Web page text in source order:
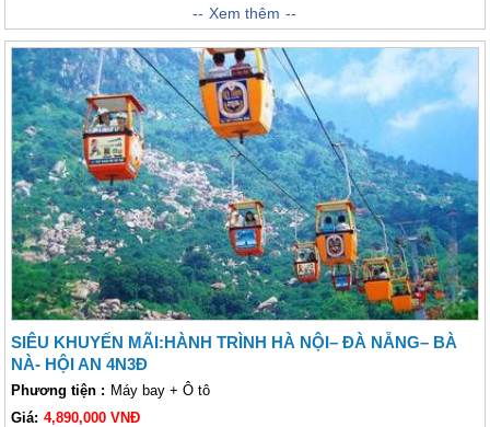
Nếu bạn có dự định du hý cùng gia đình, bạn bè mà vẫn cứ băn khoăn
mùng 2/9 nên đi đâu ở Đà Nẵng thì bài viết dưới đây sẽ là những gợi ý
hoàn hảo cho chuyến đi trải nghiệm Đà Nẵng của bạn.
Hành Trình
ngày 3 đêmkhởi hànhThứ 5 (Mùng 1 tháng 9)Lữ khách sẽ đến với
Thành phố biển xanh cát trắng được tô điểm bởi những rặng thùy dương
xanh ngát, thưởng thức các món ăn đặc sản nổi tiếng, hay thư thả đi dạo
qua con đường rợp hoa bằng lăng tím dịu dàng cả một góc phố, đến
“Châu Âu thu nhỏ” nằm trên đỉnh núi Bà Nà Hill và đặc biệt không thể bỏ
qua cầu Bàn Tay Vàng nổi tiếng thế giới. hãy cùng Vietsense trải nghiệm
tất cả những điều này nhé!
Xem thêm
SIÊU KHUYẾN MÃI:HÀNH TRÌNH HÀ NỘI– ĐÀ NẴNG– BÀ
NÀ- HỘI AN 4N3Đ
Phương tiện : Máy bay + Ô tô
Giá: 4,890,000 VNĐ